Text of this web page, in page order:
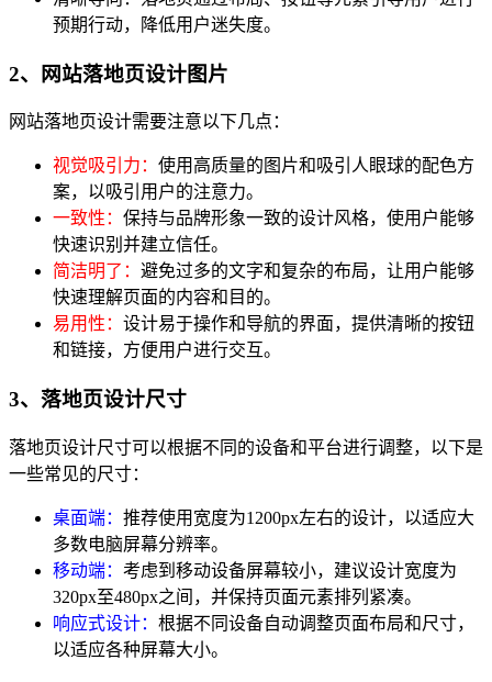
预期行动，降低用户迷失度。
2、网站落地页设计图片
网站落地页设计需要注意以下几点：
视觉吸引力： 使用高质量的图片和吸引人眼球的配色方
案，以吸引用户的注意力。
一致性： 保持与品牌形象一致的设计风格，使用户能够
快速识别并建立信任。
简洁明了： 避免过多的文字和复杂的布局，让用户能够
快速理解页面的内容和目的。
易用性： 设计易于操作和导航的界面，提供清晰的按钮
和链接，方便用户进行交互。
3、落地页设计尺寸
落地页设计尺寸可以根据不同的设备和平台进行调整，以下是
一些常见的尺寸：
桌面端： 推荐使用宽度为1200px左右的设计，以适应大
多数电脑屏幕分辨率。
移动端： 考虑到移动设备屏幕较小，建议设计宽度为
320px至480px之间，并保持页面元素排列紧凑。
响应式设计： 根据不同设备自动调整页面布局和尺寸，
以适应各种屏幕大小。